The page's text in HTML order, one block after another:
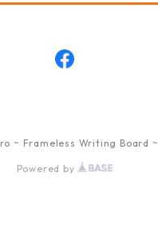
~ Frameless Writing Board ~
Powered by